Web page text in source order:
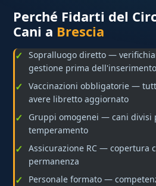
Perché Fidarti del
Cani a Brescia
Sopralluogo diretto —
gestione prima dell'inserimento
Vaccinazioni obbligatorie —
avere libretto aggiornato
Gruppi omogenei — cani divisi
temperamento
Assicurazione RC — copertura
permanenza
Personale formato —